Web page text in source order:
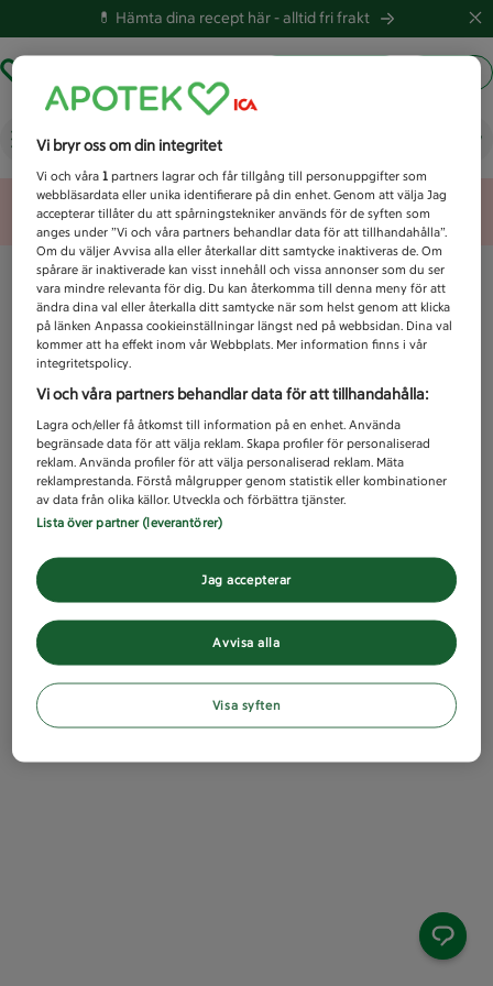
💊 Hämta dina recept här -alltid fri frakt
Vad letar du efter idag?
Unknown error
Vi bryr oss om din integritet
Vi och våra1 partners lagrar och får tillgång till personuppgifter som
webbläsardata eller unika identifierare på din enhet. Genom att välja Jag
accepterar tillåter du att spårningstekniker används för de syften som
anges under ”Vi och våra partners behandlar data för att tillhandahålla”.
Om du väljer Avvisa alla eller återkallar ditt samtycke inaktiveras de. Om
spårare är inaktiverade kan visst innehåll och vissa annonser som du ser
vara mindre relevanta för dig. Du kan återkomma till denna meny för att
ändra dina val eller återkalla ditt samtycke när som helst genom att klicka
på länken Anpassa cookieinställningar längst ned på webbsidan. Dina val
kommer att ha effekt inom vår Webbplats. Mer information finns i vår
integritetspolicy.
Vi och våra partners behandlar data för att tillhandahålla:
Lagra och/eller få åtkomst till information på en enhet. Använda
begränsade data för att välja reklam. Skapa profiler för personaliserad
reklam. Använda profiler för att välja personaliserad reklam. Mäta
reklamprestanda. Förstå målgrupper genom statistik eller kombinationer
av data från olika källor. Utveckla och förbättra tjänster.
Lista över partner (leverantörer)
Avvisa alla
Jag accepterar
Visa syften